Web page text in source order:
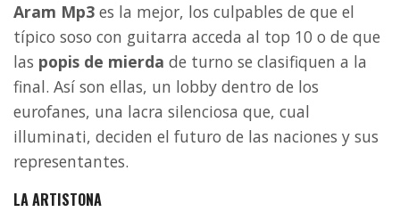
Aram Mp3 es la mejor, los culpables de que el
típico soso con guitarra acceda al top 10 o de que
las popis de mierda de turno se clasifiquen a la
final. Así son ellas, un lobby dentro de los
eurofanes, una lacra silenciosa que, cual
illuminati, deciden el futuro de las naciones y sus
representantes.
LA ARTISTONA